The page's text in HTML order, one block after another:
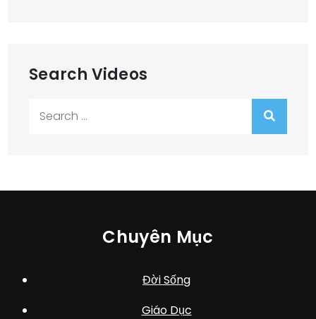
Search Videos
Chuyên Mục
Đời Sống
Giáo Dục